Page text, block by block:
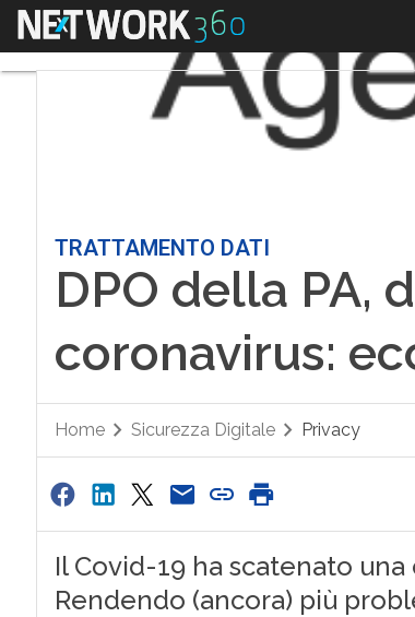
Menu
TRATTAMENTO DATI
DPO della PA,
coronavirus:
Home Sicurezza Digitale Privacy
Il Covid-19 ha scatenato
Rendendo (ancora) più